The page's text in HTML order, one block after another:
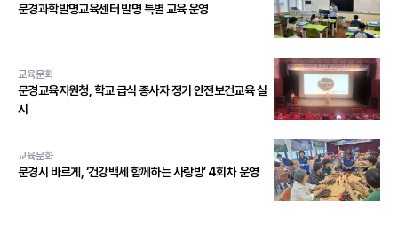
문경과학발명교육센터 발명 특별 교육 운영
교육문화
문경교육지원청, 학교 급식 종사자 정기 안전보건교육 실
시
교육문화
문경시 바르게, ‘건강백세 함께하는 사랑방’ 4회차 운영